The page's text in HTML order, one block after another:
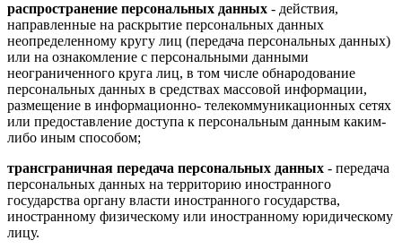
распространение персональных данных - действия,
направленные на раскрытие персональных данных
неопределенному кругу лиц (передача персональных данных)
или на ознакомление с персональными данными
неограниченного круга лиц, в том числе обнародование
персональных данных в средствах массовой информации,
размещение в информационно- телекоммуникационных сетях
или предоставление доступа к персональным данным каким-
либо иным способом;
трансграничная передача персональных данных - передача
персональных данных на территорию иностранного
государства органу власти иностранного государства,
иностранному физическому или иностранному юридическому
лицу.